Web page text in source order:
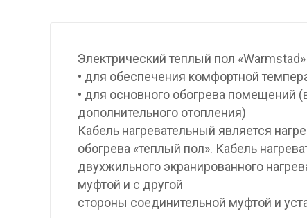
Электрический теплый пол
• для обеспечения комфортной
• для основного обогрева помещений
дополнительного отопления)
Кабель нагревательный является
обогрева «теплый пол». Кабель
двухжильного экранированного
муфтой и с другой
стороны соединительной муфтой и